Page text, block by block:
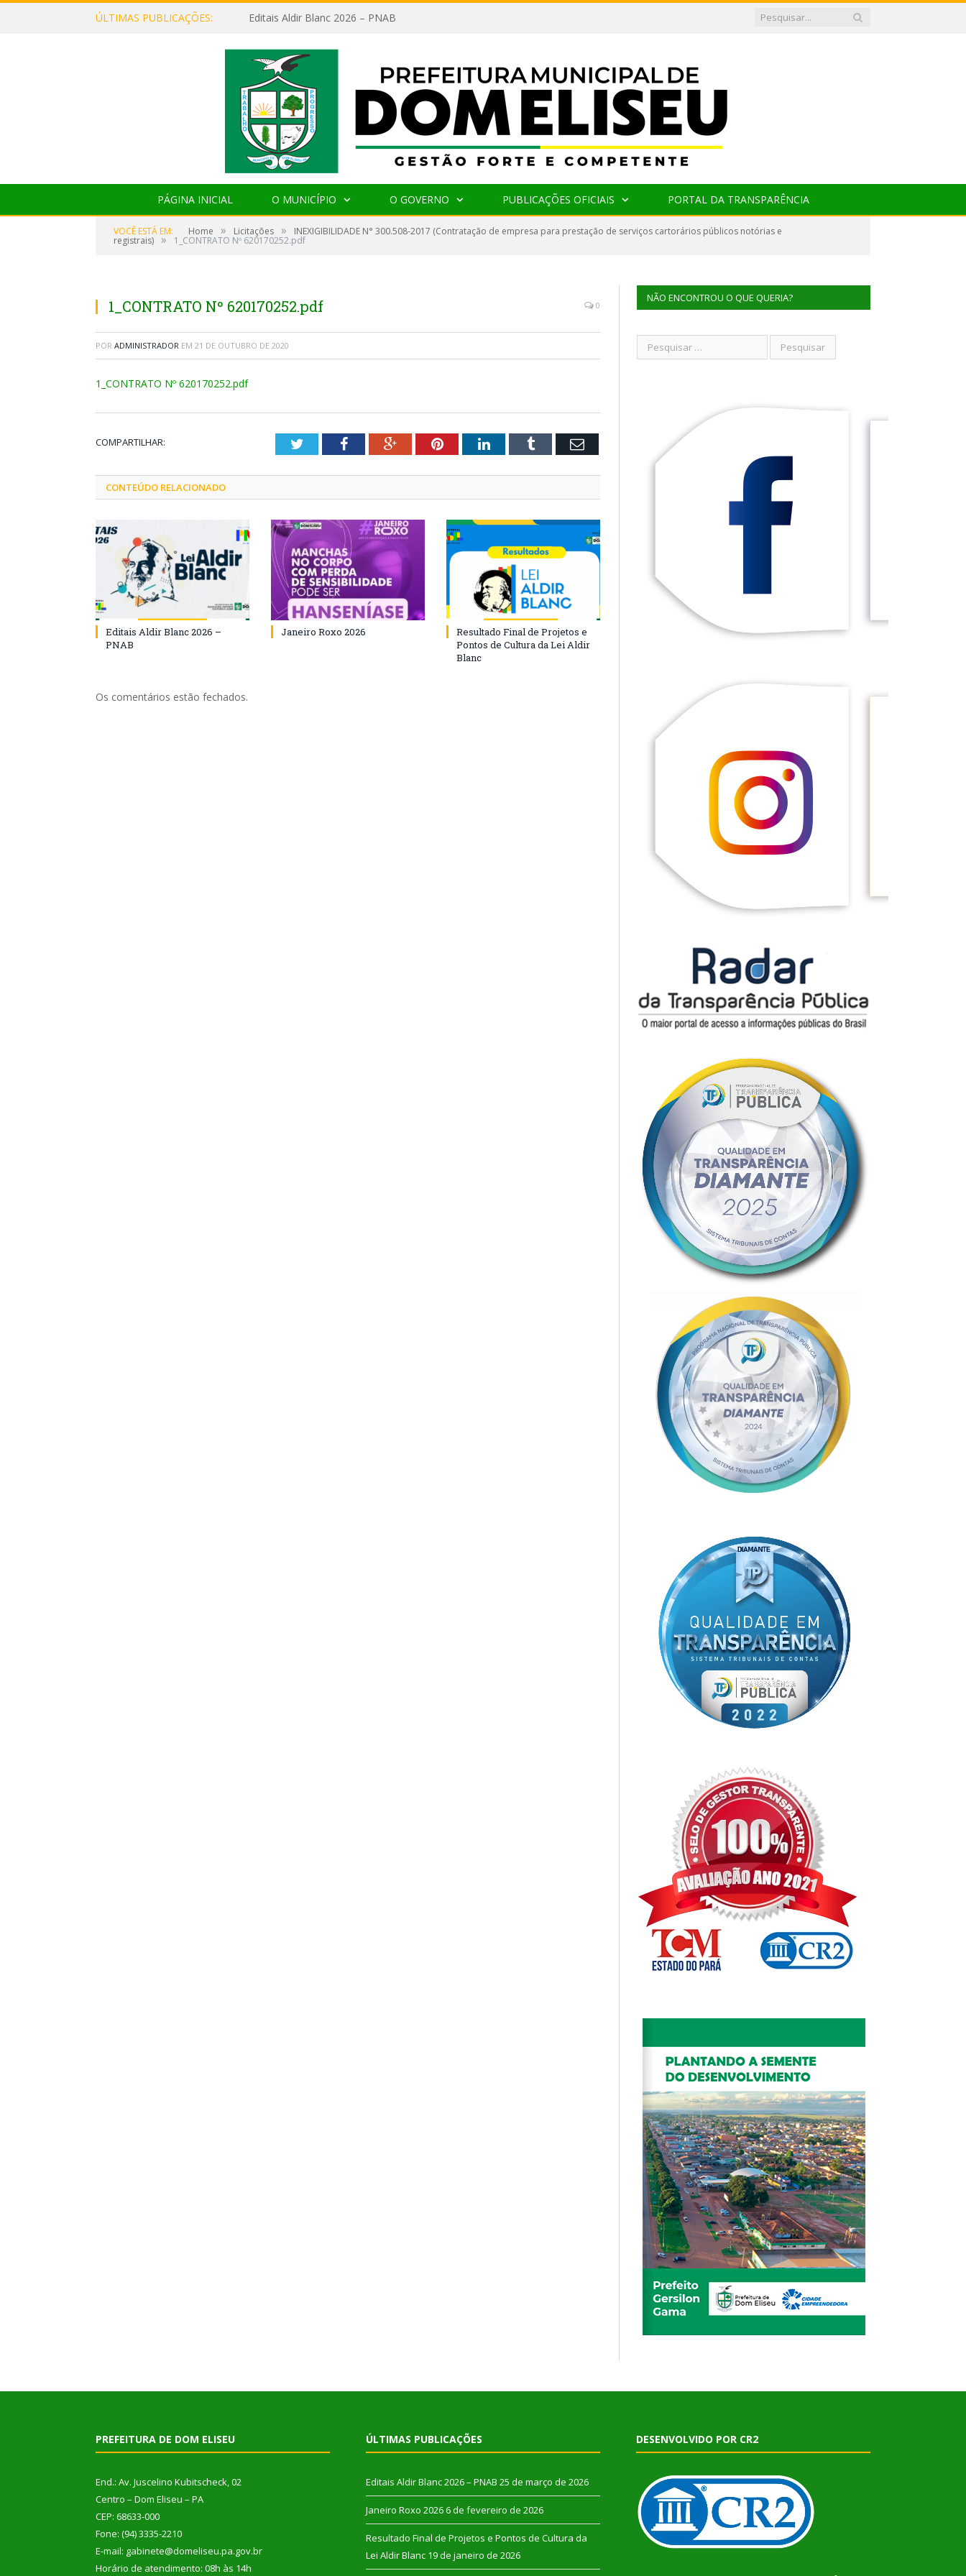
ÚLTIMAS PUBLICAÇÕES: Editais Aldir Blanc 2026 – PNAB
PÁGINA INICIAL O MUNICÍPIO O GOVERNO PUBLICAÇÕES OFICIAIS PORTAL DA TRANSPARÊNCIA
VOCÊ ESTÁ EM: Home » Licitações » INEXIGIBILIDADE N° 300.508-2017 (Contratação de empresa para prestação de serviços cartorários públicos notórias e
registrais) » 1_CONTRATO Nº 620170252.pdf
1_CONTRATO Nº 620170252.pdf 0
POR ADMINISTRADOR EM 21 DE OUTUBRO DE 2020
1_CONTRATO Nº 620170252.pdf
COMPARTILHAR: TwitterFacebookGoogle+PinterestLinkedInTumblr Email
CONTEÚDO RELACIONADO
Editais Aldir Blanc 2026 –
PNAB
Janeiro Roxo 2026
Resultado Final de Projetos e
Pontos de Cultura da Lei Aldir
Blanc
Os comentários estão fechados.
NÃO ENCONTROU O QUE QUERIA?
PREFEITURA DE DOM ELISEU
End.: Av. Juscelino Kubitscheck, 02
Centro – Dom Eliseu – PA
CEP: 68633-000
Fone: (94) 3335-2210
E-mail: gabinete@domeliseu.pa.gov.br
Horário de atendimento: 08h às 14h
ÚLTIMAS PUBLICAÇÕES
Editais Aldir Blanc 2026 – PNAB 25 de março de 2026
Janeiro Roxo 2026 6 de fevereiro de 2026
Resultado Final de Projetos e Pontos de Cultura da
Lei Aldir Blanc 19 de janeiro de 2026
DESENVOLVIDO POR CR2